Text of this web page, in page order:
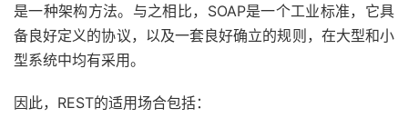
是一种架构方法。与之相比，SOAP是一个工业标准，它具
备良好定义的协议，以及一套良好确立的规则，在大型和小
型系统中均有采用。
因此，REST的适用场合包括：